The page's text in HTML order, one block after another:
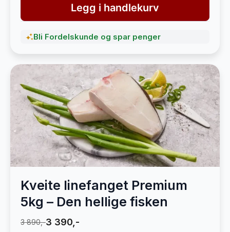
Legg i handlekurv
Bli Fordelskunde og spar penger
Kveite linefanget Premium
5kg – Den hellige fisken
3 890,-3 390,-